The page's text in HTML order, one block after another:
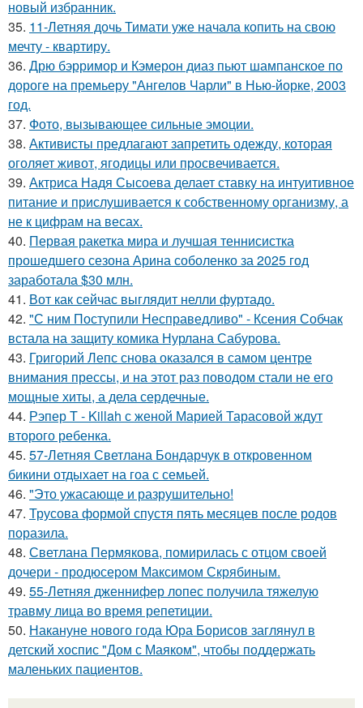
новый избранник.
35. 11-Летняя дочь Тимати уже начала копить на свою
мечту - квартиру.
36. Дрю бэрримор и Кэмерон диаз пьют шампанское по
дороге на премьеру "Ангелов Чарли" в Нью-йорке, 2003
год.
37. Фото, вызывающее сильные эмоции.
38. Активисты предлагают запретить одежду, которая
оголяет живот, ягодицы или просвечивается.
39. Актриса Надя Сысоева делает ставку на интуитивное
питание и прислушивается к собственному организму, а
не к цифрам на весах.
40. Первая ракетка мира и лучшая теннисистка
прошедшего сезона Арина соболенко за 2025 год
заработала $30 млн.
41. Вот как сейчас выглядит нелли фуртадо.
42. "С ним Поступили Несправедливо" - Ксения Собчак
встала на защиту комика Нурлана Сабурова.
43. Григорий Лепс снова оказался в самом центре
внимания прессы, и на этот раз поводом стали не его
мощные хиты, а дела сердечные.
44. Рэпер T - Killah с женой Марией Тарасовой ждут
второго ребенка.
45. 57-Летняя Светлана Бондарчук в откровенном
бикини отдыхает на гоа с семьей.
46. "Это ужасающе и разрушительно!
47. Трусова формой спустя пять месяцев после родов
поразила.
48. Светлана Пермякова, помирилась с отцом своей
дочери - продюсером Максимом Скрябиным.
49. 55-Летняя дженнифер лопес получила тяжелую
травму лица во время репетиции.
50. Накануне нового года Юра Борисов заглянул в
детский хоспис "Дом с Маяком", чтобы поддержать
маленьких пациентов.